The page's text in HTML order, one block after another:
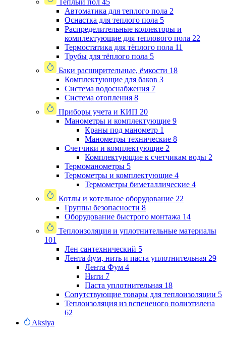
Теплый пол 45
Автоматика для теплого пола 2
Оснастка для теплого пола 5
Распределительные коллекторы и
комплектующие для теплового пола 22
Термостатика для тёплого пола 11
Трубы для тёплого пола 5
Баки расширительные, ёмкости 18
Комплектующие для баков 3
Система водоснабжения 7
Система отопления 8
Приборы учета и КИП 20
Манометры и комплектующие 9
Краны под манометр 1
Манометры технические 8
Счетчики и комплектующие 2
Комплектующие к счетчикам воды 2
Термоманометры 5
Термометры и комплектующие 4
Термометры биметаллические 4
Котлы и котельное оборудование 22
Группы безопасности 8
Оборудование быстрого монтажа 14
Теплоизоляция и уплотнительные материалы
101
Лен сантехнический 5
Лента фум, нить и паста уплотнительная 29
Лента Фум 4
Нити 7
Паста уплотнительная 18
Сопутствующие товары для теплоизоляции 5
Теплоизоляция из вспененого полиэтилена
62
Aksiya